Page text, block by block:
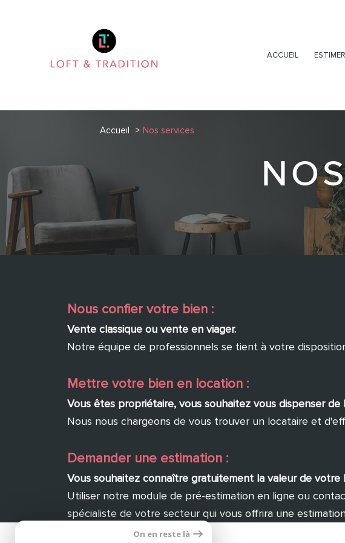
ACCUEIL
Accueil Nos services
Nous confier votre bien :
Vente classique ou vente en viager.
Notre équipe de professionnels se tient à votre
Mettre votre bien en location :
Vous êtes propriétaire, vous souhaitez vous dispenser de
Nous nous chargeons de vous trouver un locataire et
Demander une estimation :
Vous souhaitez connaître gratuitement la valeur de votre
Utiliser notre module de pré-estimation en ligne ou
spécialiste de votre secteur qui vous offrira une
On en reste là